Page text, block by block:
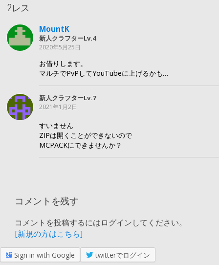
2レス
MountK
新人クラフターLv.4
2020年5月25日
お借りします。
マルチでPvPしてYouTubeに上げるかも…
新人クラフターLv.7
2021年1月2日
すいません
ZIPは開くことができないので
MCPACKにできませんか？
コメントを残す
コメントを投稿するにはログインしてください。
[新規の方はこちら]
Sign in with Google twitterでログイン